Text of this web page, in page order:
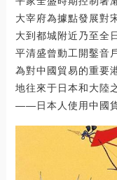
大宰府為據點發展對
大到都城附近乃至全
平清盛曾動工開鑿音
為對中國貿易的重要
地往來于日本和大陸
——日本人使用中國貨